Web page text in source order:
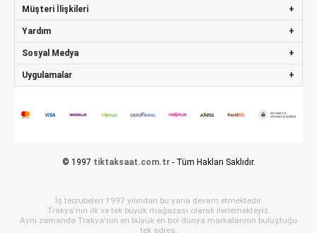
Müşteri İlişkileri
Yardım
Sosyal Medya
Uygulamalar
© 1997 tiktaksaat.com.tr - Tüm Hakları Saklıdır.
İş tecrubeleri 1997 yılından bu yana devam etmektedir.
Trakya'nın ilk ve tek büyük mağazası olarak ilerlemekteyiz.
Aynı zamanda Trakya'nın en büyük en bol dünya markalarının buluştuğu
tek adres.